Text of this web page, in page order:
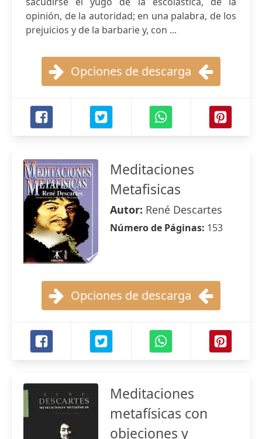
opinión, de la autoridad; en una palabra, de los
prejuicios y de la barbarie y, con ...
Opciones de descarga
Meditaciones
Metafisicas
Autor: René Descartes
Número de Páginas: 153
Opciones de descarga
Meditaciones
metafísicas con
objeciones y